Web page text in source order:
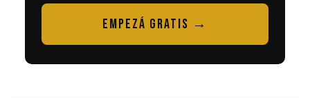
EMPEZÁ GRATIS →